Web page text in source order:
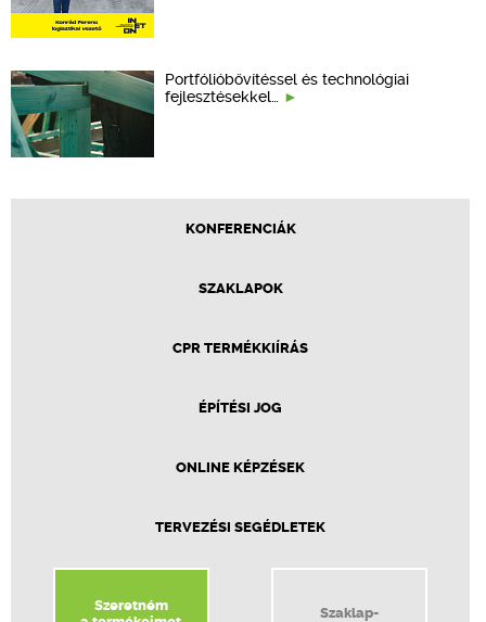
Portfólióbővítéssel és technológiai
fejlesztésekkel…
KONFERENCIÁK
SZAKLAPOK
CPR TERMÉKKIÍRÁS
ÉPÍTÉSI JOG
ONLINE KÉPZÉSEK
TERVEZÉSI SEGÉDLETEK
Szeretném
Szaklap-